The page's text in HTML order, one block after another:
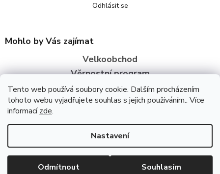
Tento web používá soubory cookie. Dalším procházením
tohoto webu vyjadřujete souhlas s jejich používáním.. Více
informacízde.
Nastavení
Odmítnout Souhlasím
Odhlásit se
Mohlo by Vás zajímat
Velkoobchod
Věrnostní program
O nás
Vytvořil Shoptet
Copyright 2026